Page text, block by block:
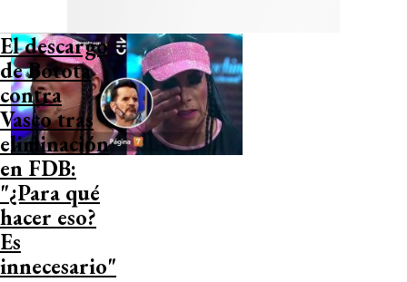
El descargo
de Botota
contra
Vasco tras
eliminación
en FDB:
"¿Para qué
hacer eso?
Es
innecesario"